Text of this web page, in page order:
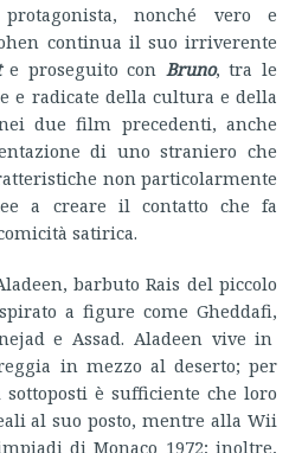
nonché vero e
continua il suo irriverente
e proseguito con Bruno, tra le
e radicate della cultura e della
due film precedenti, anche
di uno straniero che
non particolarmente
a creare il contatto che fa
satirica.
barbuto Rais del piccolo
a figure come Gheddafi,
e Assad. Aladeen vive in
in mezzo al deserto; per
è sufficiente che loro
al suo posto, mentre alla Wii
di Monaco 1972; inoltre,